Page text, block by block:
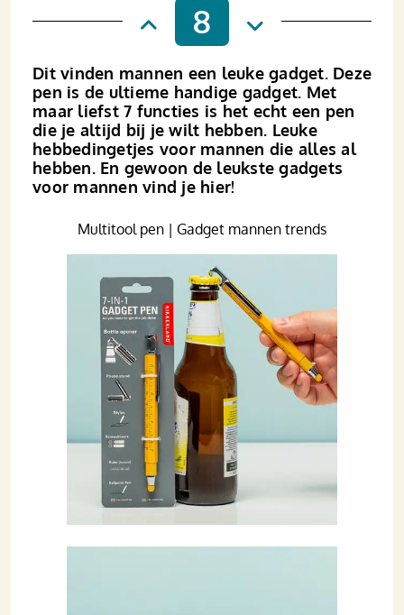
8
Dit vinden mannen een leuke gadget. Deze
pen is de ultieme handige gadget. Met
maar liefst 7 functies is het echt een pen
die je altijd bij je wilt hebben. Leuke
hebbedingetjes voor mannen die alles al
hebben. En gewoon de leukste gadgets
voor mannen vind je hier!
Multitool pen | Gadget mannen trends